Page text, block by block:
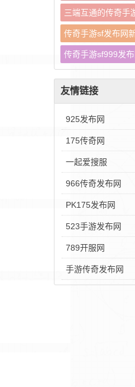
三端互通的传奇手
传奇手游sf发布网
传奇手游sf999发布
友情链接
925发布网
175传奇网
一起爱搜服
966传奇发布网
PK175发布网
523手游发布网
789开服网
手游传奇发布网